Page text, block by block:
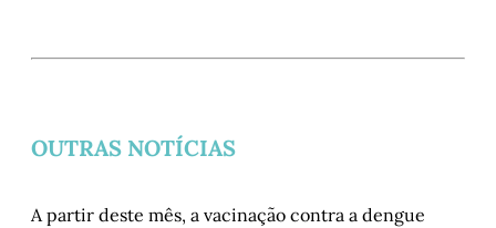
OUTRAS NOTÍCIAS
A partir deste mês, a vacinação contra a dengue